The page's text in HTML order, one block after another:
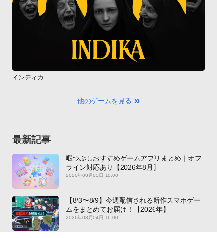
インディカ
他のゲームを見る
最新記事
暇つぶしおすすめゲームアプリまとめ｜オフ
ライン対応あり【2026年8月】
2026年08月05日 10:00
【8/3〜8/9】今週配信される新作スマホゲー
ムをまとめてお届け！【2026年】
2026年08月04日 16:00